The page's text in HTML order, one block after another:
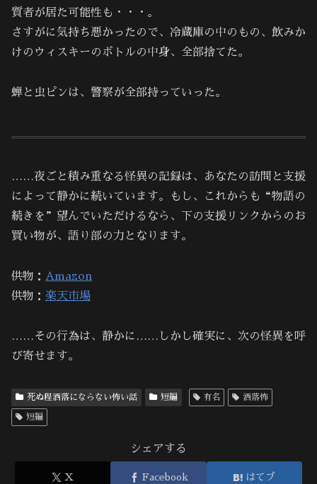
質者が居た可能性も・・・。
さすがに気持ち悪かったので、冷蔵庫の中のもの、飲みか
けのウィスキーのボトルの中身、全部捨てた。
蝉と虫ピンは、警察が全部持っていった。
……夜ごと積み重なる怪異の記録は、あなたの訪問と支援
によって静かに続いています。もし、これからも“物語の
続きを”望んでいただけるなら、下の支援リンクからのお
買い物が、語り部の力となります。
供物： Amazon
供物： 楽天市場
……その行為は、静かに……しかし確実に、次の怪異を呼
び寄せます。
死ぬ程洒落にならない怖い話 短編 有名 洒落怖
短編
シェアする
X Facebook はてブ